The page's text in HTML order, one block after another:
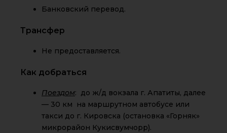
Банковский перевод.
Трансфер
Не предоставляется.
Как добраться
Поездом: до ж/д вокзала г. Апатиты, далее
— 30 км на маршрутном автобусе или
такси до г. Кировска (остановка «Горняк»
микрорайон Кукисвумчорр).